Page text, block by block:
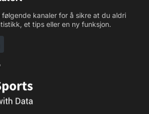
følgende kanaler for å sikre at du aldri
et tips eller en ny funksjon.